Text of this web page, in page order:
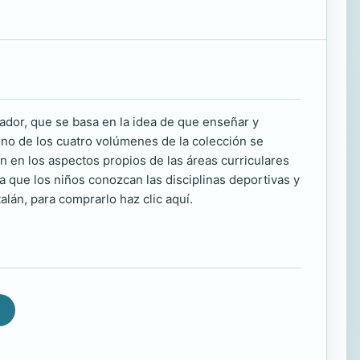
que se basa en la idea de que enseñar y
de los cuatro volúmenes de la colección se
en los aspectos propios de las áreas curriculares
que los niños conozcan las disciplinas deportivas y
para comprarlo haz clic aquí.